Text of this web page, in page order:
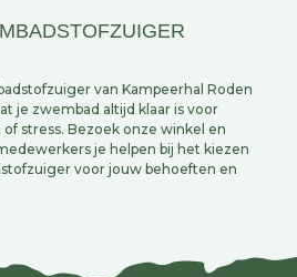
van Kampeerhal Roden
je zwembad altijd klaar is voor
stress. Bezoek onze winkel en
je helpen bij het kiezen
voor jouw behoeften en